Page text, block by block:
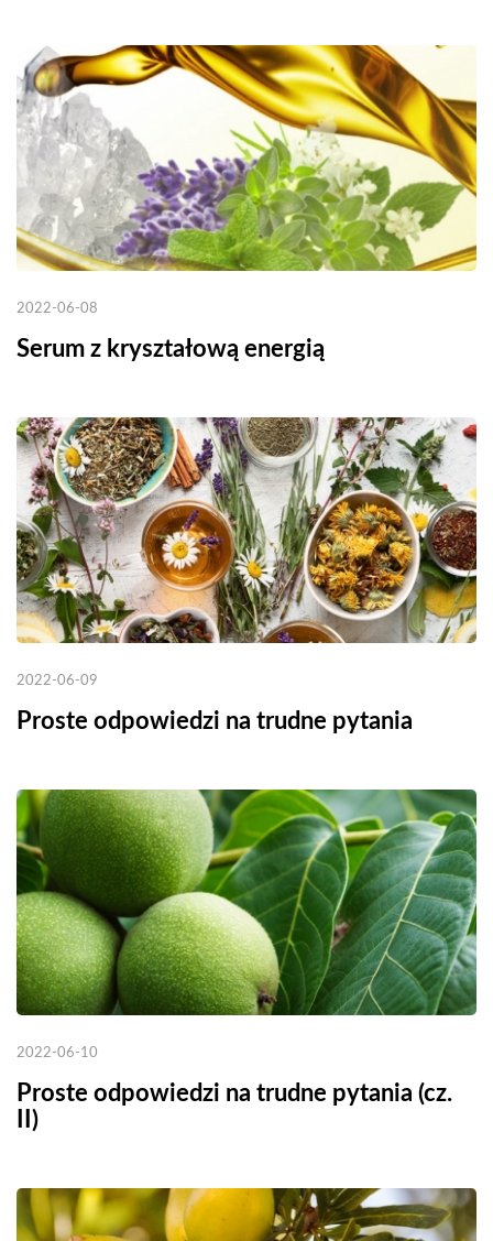
2022-06-08
Serum z kryształową energią
2022-06-09
Proste odpowiedzi na trudne pytania
2022-06-10
Proste odpowiedzi na trudne pytania (cz.
II)